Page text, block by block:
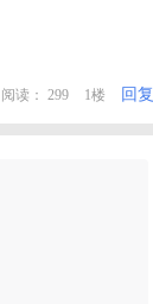
阅读： 299 1楼 回复